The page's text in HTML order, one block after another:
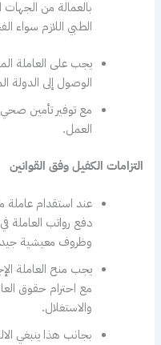
بالعمالة من
الطبي اللازم سواء
يجب على العاملة
الوصول إلى الدولة
مع توفير تأمين صحي
العمل.
التزامات الكفيل وفق القوانين
عند استقدام عاملة
دفع رواتب
وظروف معيشية
يجب منح العاملة
مع احترام حقوق
والاستغلال.
بجانب هذا ينبغي